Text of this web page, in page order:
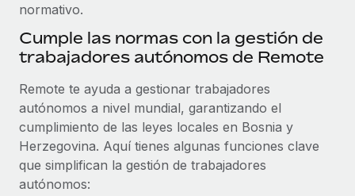
normativo.
Gestión de dispositivos
Proporciona dispositivos tecnológicos y contrólalos
en todo el mundo.
Apertura de entidades
Abre entidades conforme a la legalidad enseguida.
Movilidad y reubicación
Reubica a los empleados con facilidad.
Explora el blog
BLOG
Novedades de producto de Remote:
Integraciones con Gusto y Xero y Contractor
Management Plus
normativo.
Cumple las normas con la gestión de
trabajadores autónomos de Remote
Remote te ayuda a gestionar trabajadores
autónomos a nivel mundial, garantizando el
cumplimiento de las leyes locales en Bosnia y
Herzegovina. Aquí tienes algunas funciones clave
que simplifican la gestión de trabajadores
autónomos: